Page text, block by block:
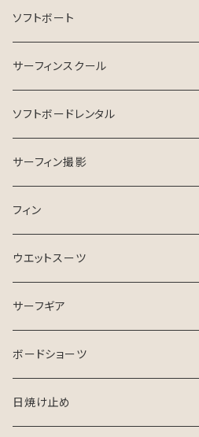
Crystal Dreams SURFBOARD
INSPIRE SURFBOARD
USEDサーフボード
ESSENCE SURFBOARD
ASB SURfBOARD
ソフトボート
サーフィンスクール
マンツーマン
サーフガイド
ソフトボードレンタル
サーフィン撮影
フィン
FCS Ⅱ
FinsOut
フューチャータブ
ウエットスーツ
HURLEY ウエットスーツ
2024 SPRING SUMMER
BGZウエットスーツ
USED ウエットスーツ
サーフギア
リーシュコード
FCS
デッキパッチ
ボードショーツ
日焼け止め